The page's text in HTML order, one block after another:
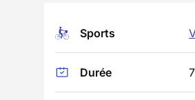
Sports
Durée